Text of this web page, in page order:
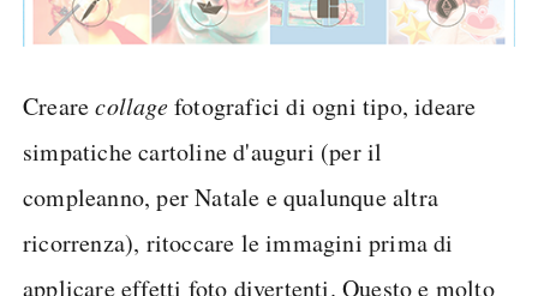
Crearecollagefotografici di ogni tipo, ideare
simpatiche cartoline d'auguri (per il
compleanno, per Natale e qualunque altra
ricorrenza), ritoccare le immagini prima di
applicare effetti foto divertenti. Questo e molto